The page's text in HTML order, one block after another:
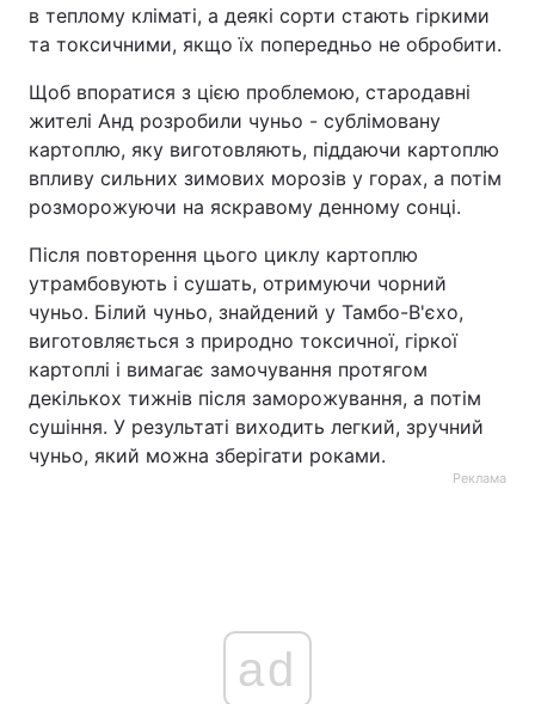
в теплому кліматі, а деякі сорти стають гіркими
та токсичними, якщо їх попередньо не обробити.
Щоб впоратися з цією проблемою, стародавні
жителі Анд розробили чуньо - сублімовану
картоплю, яку виготовляють, піддаючи картоплю
впливу сильних зимових морозів у горах, а потім
розморожуючи на яскравому денному сонці.
Після повторення цього циклу картоплю
утрамбовують і сушать, отримуючи чорний
чуньо. Білий чуньо, знайдений у Тамбо-В'єхо,
виготовляється з природно токсичної, гіркої
картоплі і вимагає замочування протягом
декількох тижнів після заморожування, а потім
сушіння. У результаті виходить легкий, зручний
чуньо, який можна зберігати роками.
Реклама
ad